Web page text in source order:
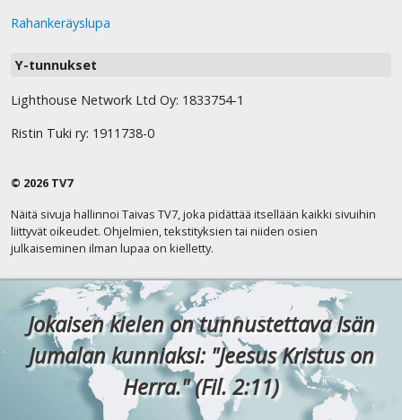
Rahankeräyslupa
Y-tunnukset
Lighthouse Network Ltd Oy: 1833754-1
Ristin Tuki ry: 1911738-0
© 2026 TV7
Näitä sivuja hallinnoi Taivas TV7, joka pidättää itsellään kaikki sivuihin
liittyvät oikeudet. Ohjelmien, tekstityksien tai niiden osien
julkaiseminen ilman lupaa on kielletty.
Jokaisen kielen on tunnustettava Isän
Jumalan kunniaksi: "Jeesus Kristus on
Herra." (Fil. 2:11)